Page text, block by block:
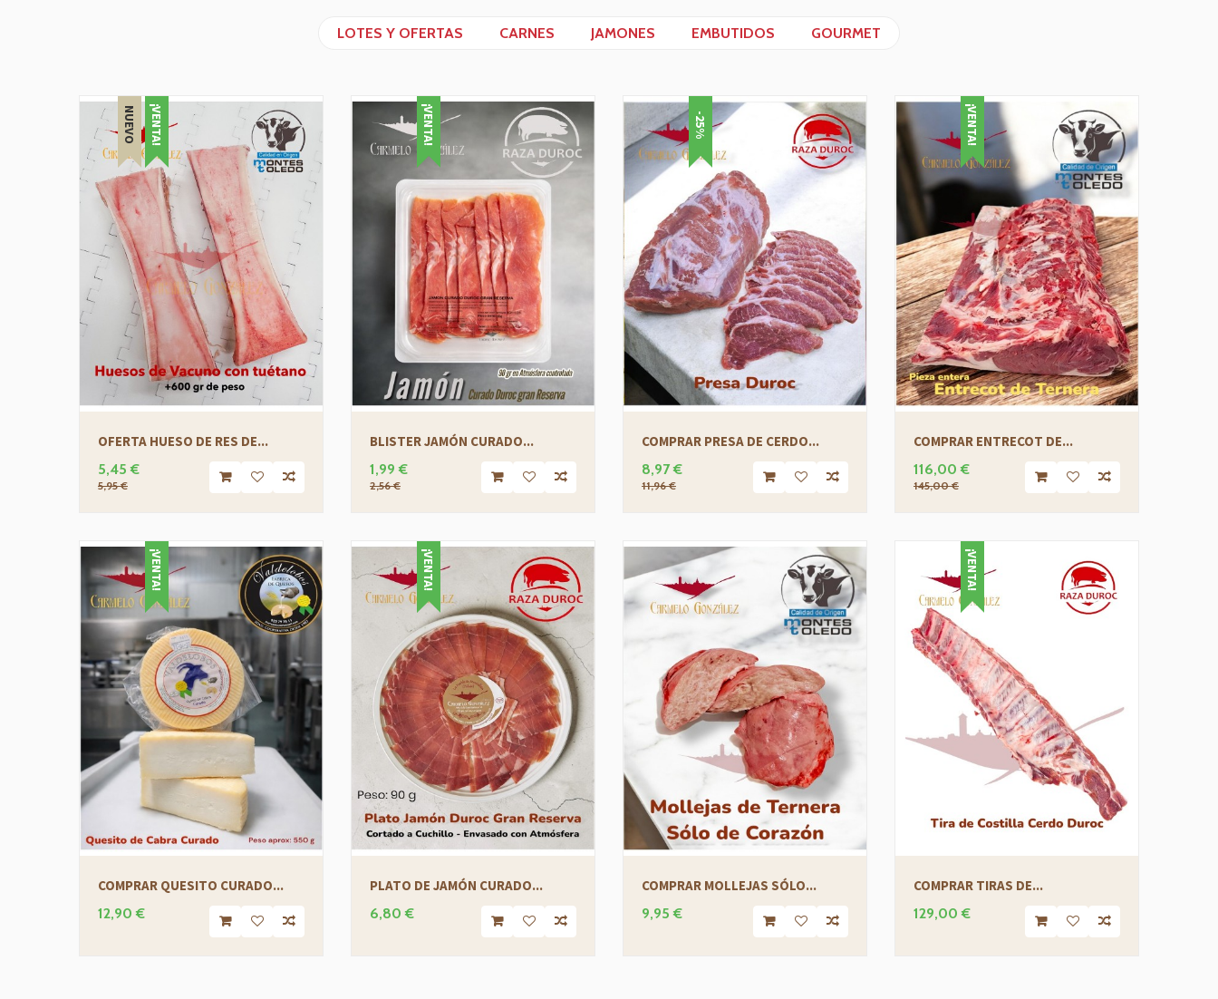
LOTES Y OFERTAS CARNES JAMONES EMBUTIDOS GOURMET
NUEVO ¡VENTA!
OFERTA HUESO DE RES DE...
5,45 €
5,95 €
¡VENTA!
COMPRAR QUESITO CURADO...
12,90 €
¡VENTA!
BLISTER JAMÓN CURADO...
1,99 €
2,56 €
¡VENTA!
PLATO DE JAMÓN CURADO...
6,80 €
COMPRAR PRESA DE CERDO...
8,97 €
11,96 €
-25%
COMPRAR MOLLEJAS SÓLO...
9,95 €
¡VENTA!
COMPRAR ENTRECOT DE...
116,00 €
145,00 €
-20%
¡VENTA!
COMPRAR TIRAS DE...
129,00 €